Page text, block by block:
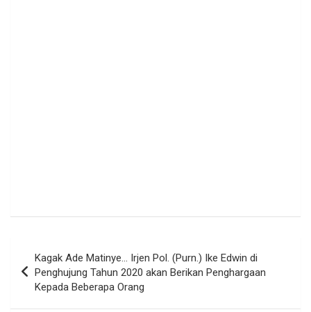
pos
Kagak Ade Matinye… Irjen Pol. (Purn.) Ike Edwin di
Penghujung Tahun 2020 akan Berikan Penghargaan
Kepada Beberapa Orang